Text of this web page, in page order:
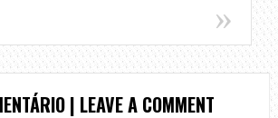
| LEAVE A COMMENT